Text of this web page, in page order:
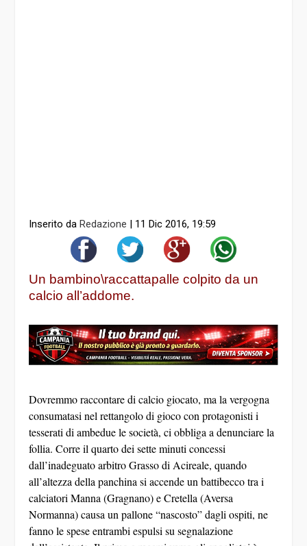
Inserito da Redazione 11 Dic 2016, 19:59
Un bambino\raccattapalle colpito da un
calcio all’addome.
Dovremmo raccontare di calcio giocato, ma la vergogna
consumatasi nel rettangolo di gioco con protagonisti i
tesserati di ambedue le società, ci obbliga a denunciare la
follia. Corre il quarto dei sette minuti concessi
dall’inadeguato arbitro Grasso di Acireale, quando
all’altezza della panchina si accende un battibecco tra i
calciatori Manna (Gragnano) e Cretella (Aversa
Normanna) causa un pallone “nascosto” dagli ospiti, ne
fanno le spese entrambi espulsi su segnalazione